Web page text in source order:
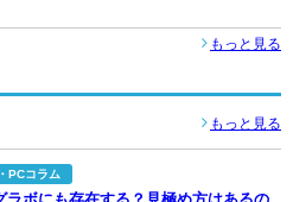
もっと見る
もっと見る
PCコラム